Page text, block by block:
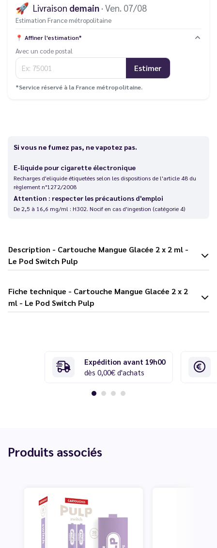
🚀 Livraison demain · Ven. 07/08
Estimation France métropolitaine
📍 Affiner l'estimation*
Avec un code postal
Estimer
*Service réservé à la France métropolitaine.
Si vous ne fumez pas, ne vapotez pas.
E-liquide pour cigarette électronique
Recharges d'eliquide étiquetées selon les dispositions de l'article 48 du
règlement n°1272/2008
Attention : respecter les précautions d'emploi
De 2,5 à 16,6 mg/ml : H302. Nocif en cas d'ingestion (catégorie 4)
Description - Cartouche Mangue Glacée 2 x 2 ml -
Le Pod Switch Pulp
Fiche technique - Cartouche Mangue Glacée 2 x 2
ml - Le Pod Switch Pulp
Expédition avant 19h00
dès 0,00€ d'achats
Produits associés